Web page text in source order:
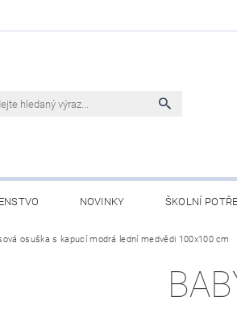
NOVINKY ŠKOLNÍ
ČLÁNKY OBCHODNÍ PODMÍNKY
osuška s kapucí modrá lední medvědi 100x100 cm